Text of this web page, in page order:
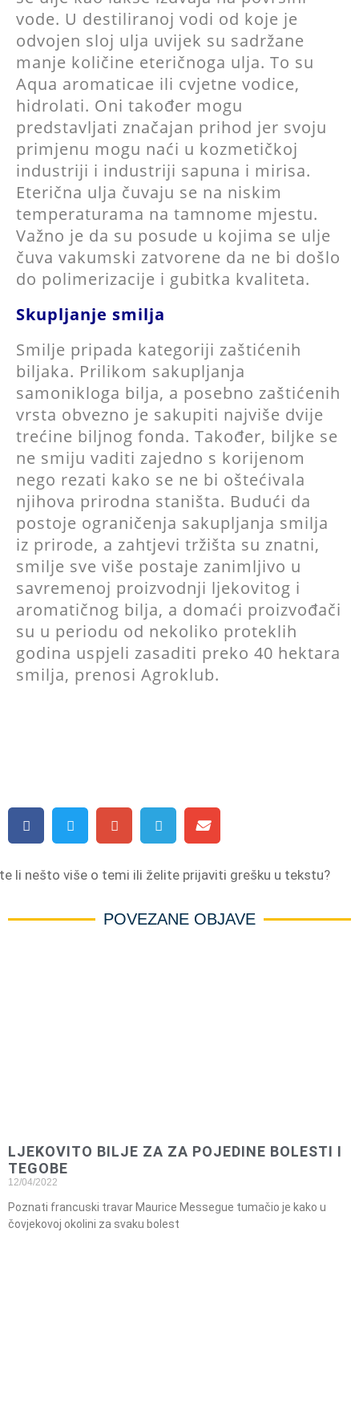
vode. U destiliranoj vodi od koje je
odvojen sloj ulja uvijek su sadržane
manje količine eteričnoga ulja. To su
Aqua aromaticae ili cvjetne vodice,
hidrolati. Oni također mogu
predstavljati značajan prihod jer svoju
primjenu mogu naći u kozmetičkoj
industriji i industriji sapuna i mirisa.
Eterična ulja čuvaju se na niskim
temperaturama na tamnome mjestu.
Važno je da su posude u kojima se ulje
čuva vakumski zatvorene da ne bi došlo
do polimerizacije i gubitka kvaliteta.
Skupljanje smilja
Smilje pripada kategoriji zaštićenih
biljaka. Prilikom sakupljanja
samonikloga bilja, a posebno zaštićenih
vrsta obvezno je sakupiti najviše dvije
trećine biljnog fonda. Također, biljke se
ne smiju vaditi zajedno s korijenom
nego rezati kako se ne bi oštećivala
njihova prirodna staništa. Budući da
postoje ograničenja sakupljanja smilja
iz prirode, a zahtjevi tržišta su znatni,
smilje sve više postaje zanimljivo u
savremenoj proizvodnji ljekovitog i
aromatičnog bilja, a domaći proizvođači
su u periodu od nekoliko proteklih
godina uspjeli zasaditi preko 40 hektara
smilja, prenosi Agroklub.
li nešto više o temi ili želite prijaviti grešku u tekstu?
POVEZANE OBJAVE
LJEKOVITO BILJE ZA ZA POJEDINE BOLESTI I
TEGOBE
12/04/2022
Poznati francuski travar Maurice Messegue tumačio je kako u
čovjekovoj okolini za svaku bolest